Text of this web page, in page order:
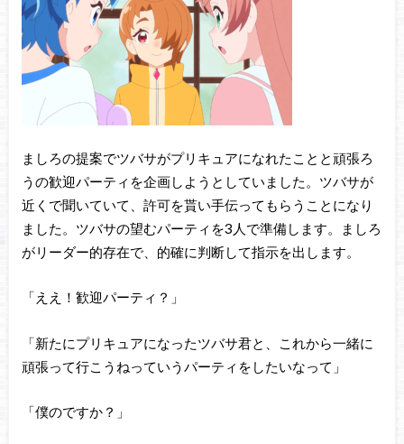
ましろの提案でツバサがプリキュアになれたことと頑張ろ
うの歓迎パーティを企画しようとしていました。ツバサが
近くで聞いていて、許可を貰い手伝ってもらうことになり
ました。ツバサの望むパーティを3人で準備します。ましろ
がリーダー的存在で、的確に判断して指示を出します。
「ええ！歓迎パーティ？」
「新たにプリキュアになったツバサ君と、これから一緒に
頑張って行こうねっていうパーティをしたいなって」
「僕のですか？」